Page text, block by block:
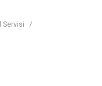
Servisi /